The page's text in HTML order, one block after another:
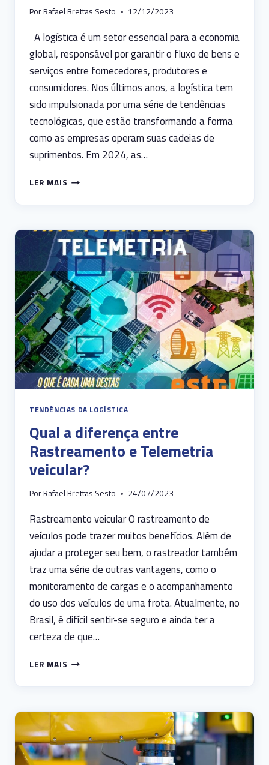
PorRafael Brettas Sesto 12/12/2023
A logística é um setor essencial para a economia
global, responsável por garantir o fluxo de bens e
serviços entre fornecedores, produtores e
consumidores. Nos últimos anos, a logística tem
sido impulsionada por uma série de tendências
tecnológicas, que estão transformando a forma
como as empresas operam suas cadeias de
suprimentos. Em 2024, as…
LER MAIS TENDÊNCIAS
2024:
COMO
A
TECNOLOGIA
ESTÁ
TRANSFORMANDO
O
SETOR
TENDÊNCIAS DA LOGÍSTICA
Qual a diferença entre
Rastreamento e Telemetria
veicular?
PorRafael Brettas Sesto 24/07/2023
Rastreamento veicular O rastreamento de
veículos pode trazer muitos benefícios. Além de
ajudar a proteger seu bem, o rastreador também
traz uma série de outras vantagens, como o
monitoramento de cargas e o acompanhamento
do uso dos veículos de uma frota. Atualmente, no
Brasil, é difícil sentir-se seguro e ainda ter a
certeza de que…
LER MAIS QUAL
RASTREAMENTO
E
TELEMETRIA
VEICULAR?